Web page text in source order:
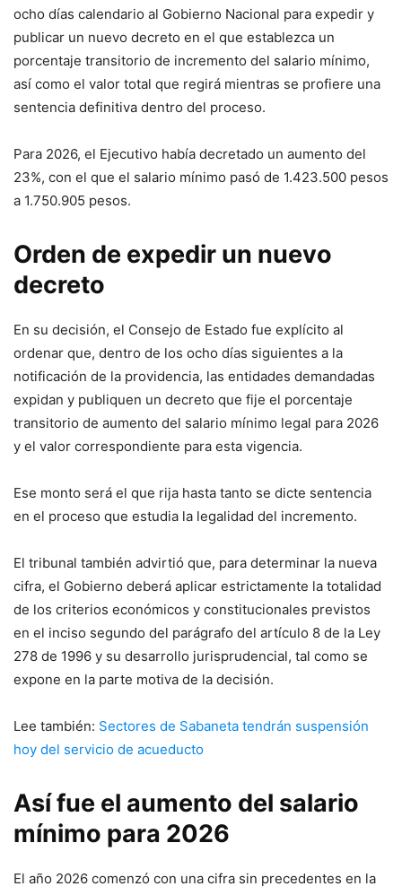
ocho días calendario al Gobierno Nacional para expedir y
publicar un nuevo decreto en el que establezca un
porcentaje transitorio de incremento del salario mínimo,
así como el valor total que regirá mientras se profiere una
sentencia definitiva dentro del proceso.
Para 2026, el Ejecutivo había decretado un aumento del
23%, con el que el salario mínimo pasó de 1.423.500 pesos
a 1.750.905 pesos.
Orden de expedir un nuevo
decreto
En su decisión, el Consejo de Estado fue explícito al
ordenar que, dentro de los ocho días siguientes a la
notificación de la providencia, las entidades demandadas
expidan y publiquen un decreto que fije el porcentaje
transitorio de aumento del salario mínimo legal para 2026
y el valor correspondiente para esta vigencia.
Ese monto será el que rija hasta tanto se dicte sentencia
en el proceso que estudia la legalidad del incremento.
El tribunal también advirtió que, para determinar la nueva
cifra, el Gobierno deberá aplicar estrictamente la totalidad
de los criterios económicos y constitucionales previstos
en el inciso segundo del parágrafo del artículo 8 de la Ley
278 de 1996 y su desarrollo jurisprudencial, tal como se
expone en la parte motiva de la decisión.
Lee también: Sectores de Sabaneta tendrán suspensión
hoy del servicio de acueducto
Así fue el aumento del salario
mínimo para 2026
El año 2026 comenzó con una cifra sin precedentes en la